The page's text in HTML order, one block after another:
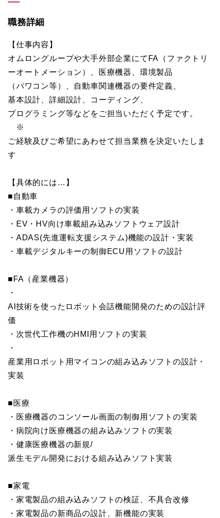
職務詳細
【仕事内容】
オムロングループや大手外部企業にてFA（ファクトリ
ーオートメーション）、医療機器、環境製品
（パワコン等）、自動車関連機器の要件定義、
基本設計、詳細設計、コーディング、
プログラミング等などをご担当いただく予定です。
※
ご経験及びご希望にあわせて担当業務を決定いたしま
す
【具体的には…】
■自動車
・車載カメラの評価用ソフトの実装
・EV・HV向け車載組み込みソフトウェア設計
・ADAS(先進運転支援システム)機能の設計・実装
・車載デジタルキーの制御ECU用ソフトの設計
■FA（産業機器）
・
AI技術を使ったロボット会話機能開発のための設計評
価
・次世代工作機のHMI用ソフトの実装
・
産業用ロボット用マイコンの組み込みソフトの設計・
実装
■医療
・医療機器のコンソール画面の制御用ソフトの実装
・病院向け医療機器の組み込みソフトの実装
・健康医療機器の新規/
派生モデル開発における組み込みソフト実装
■家電
・家電製品の組み込みソフトの検証、不具合改修
・家電製品の新商品の設計、新機能の実装